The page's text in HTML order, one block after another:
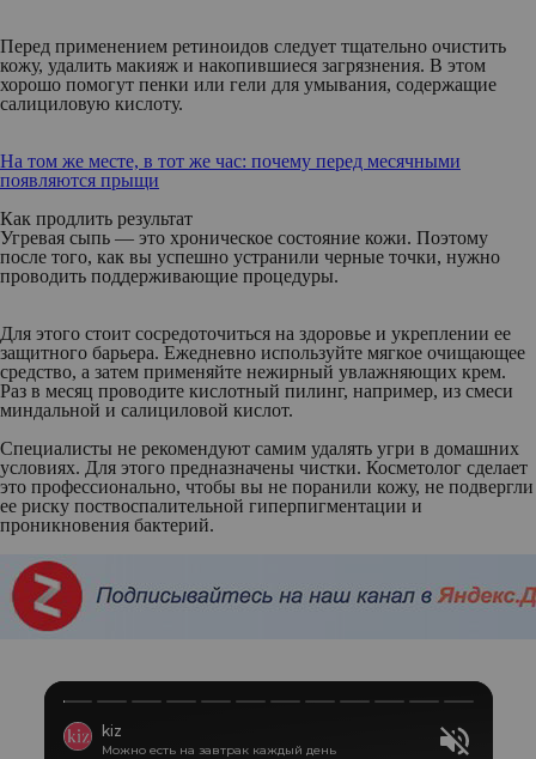
Перед применением ретиноидов следует тщательно очистить
кожу, удалить макияж и накопившиеся загрязнения. В этом
хорошо помогут пенки или гели для умывания, содержащие
салициловую кислоту.
На том же месте, в тот же час: почему перед месячными
появляются прыщи
Как продлить результат
Угревая сыпь — это хроническое состояние кожи. Поэтому
после того, как вы успешно устранили черные точки, нужно
проводить поддерживающие процедуры.
Для этого стоит сосредоточиться на здоровье и укреплении ее
защитного барьера. Ежедневно используйте мягкое очищающее
средство, а затем применяйте нежирный увлажняющих крем.
Раз в месяц проводите кислотный пилинг, например, из смеси
миндальной и салициловой кислот.
Специалисты не рекомендуют самим удалять угри в домашних
условиях. Для этого предназначены чистки. Косметолог сделает
это профессионально, чтобы вы не поранили кожу, не подвергли
ее риску поствоспалительной гиперпигментации и
проникновения бактерий.